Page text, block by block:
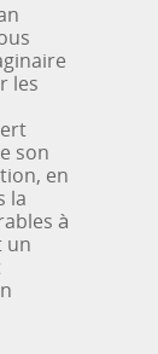
les
son
en
la
à
un